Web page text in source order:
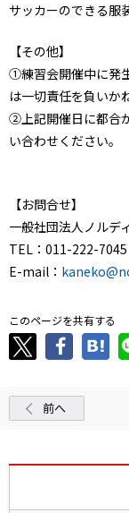
サッカーのできる服
【その他】
①練習会開催中に発
は一切責任を負いか
②上記開催日に都合
い合わせください。
【お問合せ】
一般社団法人ノルデ
TEL：011-222-7045
E-mail：
このページを共有する
前へ